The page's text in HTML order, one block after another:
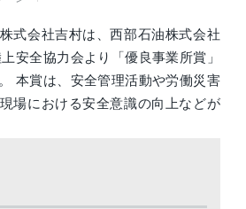
式会社吉村は、西部石油株式会社
安全協力会より「優良事業所賞」
本賞は、安全管理活動や労働災害
場における安全意識の向上などが